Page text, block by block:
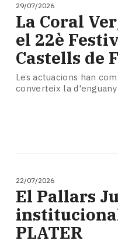
29/07/2026
La Coral
el 22è
Castells de
Les actuacions han
converteix la
22/07/2026
El Pallars
PLATER